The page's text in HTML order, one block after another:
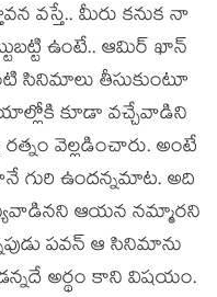
వస్తే.. మీరు కనుక నా
ఉంటే.. ఆమిర్ ఖాన్
సినిమాలు తీసుకుంటూ
కూడా వచ్చేవాడిని
వెల్లడించారు. అంటే
గురి ఉందన్నమాట. అది
ఆయన నమ్మారని
పవన్ ఆ సినిమాను
అర్థం కాని విషయం.